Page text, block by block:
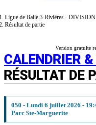
Ligue de Balle 3-Rivières -
Résultat de partie
Version gratuite
CALENDRIER
RÉSULTAT DE
050 - Lundi 6 juillet 2026 -
Parc Ste-Marguerite